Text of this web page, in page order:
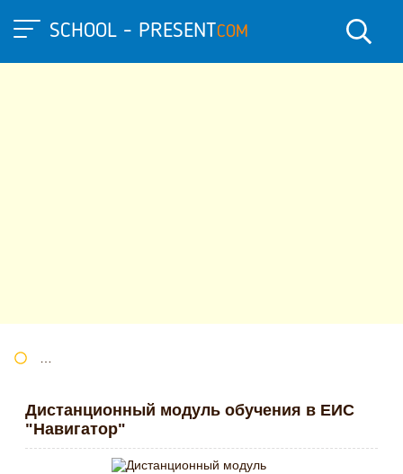
SCHOOL - PRESENTCOM
Дистанционный модуль обучения в ЕИС
"Навигатор"